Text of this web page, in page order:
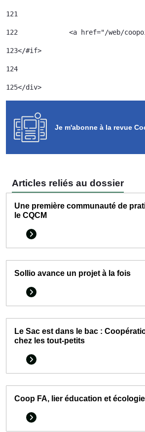
121
122
<a href="/web/
123</#if>
124
125</div>
Je m'abonne à la revue
Articles reliés au dossier
Une première communauté de
le CQCM
Sollio avance un projet à la fois
Le Sac est dans le bac :
chez les tout-petits
Coop FA, lier éducation et écologie